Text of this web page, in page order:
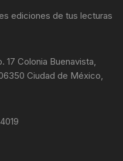
ediciones de tus lecturas
17 Colonia Buenavista,
Ciudad de México,